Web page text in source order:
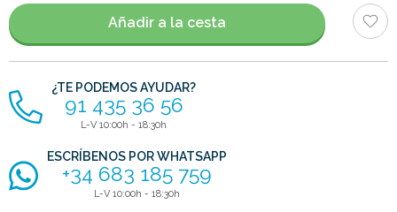
artículos
Añadir a la cesta
¿TE PODEMOS AYUDAR?
91 435 36 56
L-V 10:00h - 18:30h
ESCRÍBENOS POR WHATSAPP
+34 683 185 759
L-V 10:00h - 18:30h